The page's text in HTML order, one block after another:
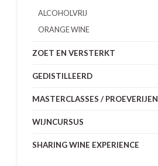
ALCOHOLVRIJ
ORANGE WINE
ZOET EN VERSTERKT
GEDISTILLEERD
MASTERCLASSES / PROEVERIJEN
WIJNCURSUS
SHARING WINE EXPERIENCE